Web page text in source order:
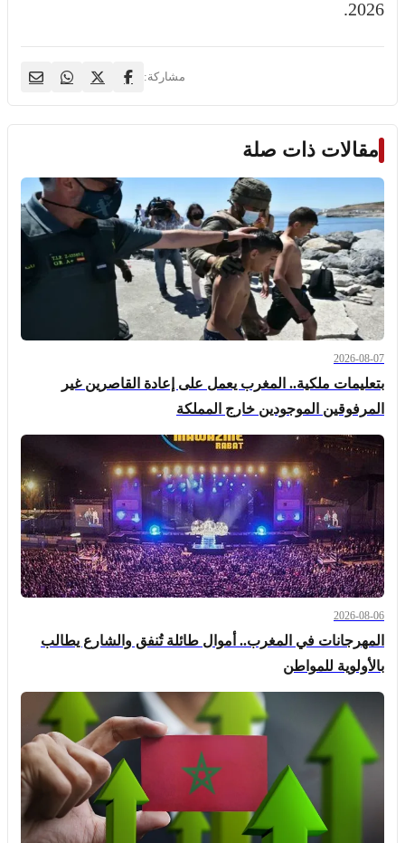
2026.
مشاركة:
مقالات ذات صلة
2026-08-07
بتعليمات ملكية.. المغرب يعمل على إعادة القاصرين غير
المرفوقين الموجودين خارج المملكة
2026-08-06
المهرجانات في المغرب.. أموال طائلة تُنفق والشارع يطالب
بالأولوية للمواطن